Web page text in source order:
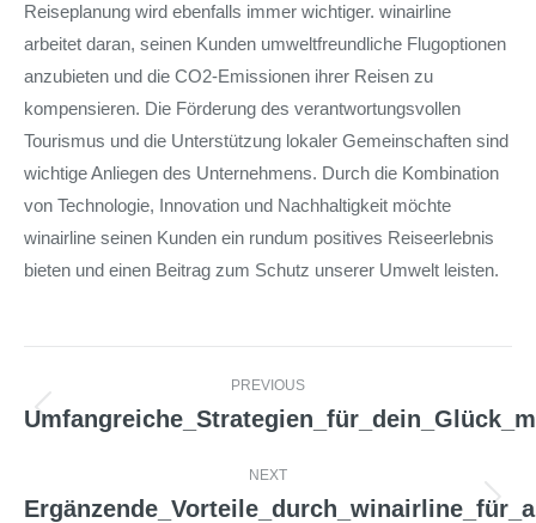
Reiseplanung wird ebenfalls immer wichtiger. winairline
arbeitet daran, seinen Kunden umweltfreundliche Flugoptionen
anzubieten und die CO2-Emissionen ihrer Reisen zu
kompensieren. Die Förderung des verantwortungsvollen
Tourismus und die Unterstützung lokaler Gemeinschaften sind
wichtige Anliegen des Unternehmens. Durch die Kombination
von Technologie, Innovation und Nachhaltigkeit möchte
winairline seinen Kunden ein rundum positives Reiseerlebnis
bieten und einen Beitrag zum Schutz unserer Umwelt leisten.
navigation
PREVIOUS
Previous
NEXT
Next